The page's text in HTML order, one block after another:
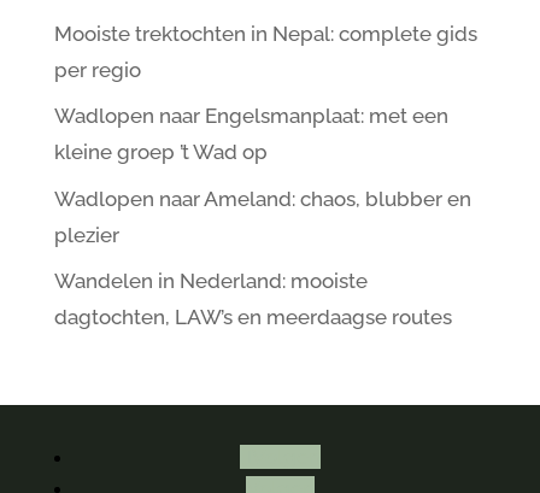
Mooiste trektochten in Nepal: complete gids
per regio
Wadlopen naar Engelsmanplaat: met een
kleine groep ’t Wad op
Wadlopen naar Ameland: chaos, blubber en
plezier
Wandelen in Nederland: mooiste
dagtochten, LAW’s en meerdaagse routes